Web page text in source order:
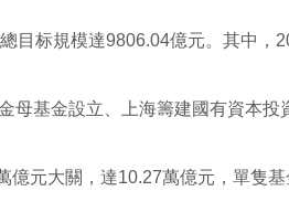
目标規模達9806.04億元。其中，
母基金設立、上海籌建國有資本
元大關，達10.27萬億元，單隻